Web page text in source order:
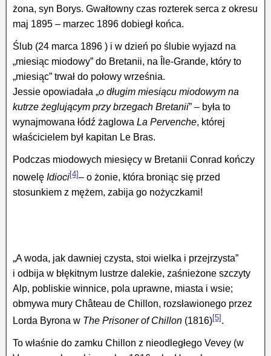
żona, syn Borys. Gwałtowny czas rozterek serca z okresu
maj 1895 – marzec 1896 dobiegł końca.
Ślub (24 marca 1896 ) i w dzień po ślubie wyjazd na
„miesiąc miodowy” do Bretanii, na Île-Grande, który to
„miesiąc” trwał do połowy września.
Jessie opowiadała „o długim miesiącu miodowym na
kutrze żeglującym przy brzegach Bretanii” – była to
wynajmowana łódź żaglowa La Pervenche, której
właścicielem był kapitan Le Bras.
Podczas miodowych miesięcy w Bretanii Conrad kończy
nowelę Idioci[4]– o żonie, która broniąc się przed
stosunkiem z mężem, zabija go nożyczkami!
„A woda, jak dawniej czysta, stoi wielka i przejrzysta”
i odbija w błękitnym lustrze dalekie, zaśnieżone szczyty
Alp, pobliskie winnice, pola uprawne, miasta i wsie;
obmywa mury Château de Chillon, rozsławionego przez
Lorda Byrona w The Prisoner of Chillon (1816)[5].
To właśnie do zamku Chillon z nieodległego Vevey (w